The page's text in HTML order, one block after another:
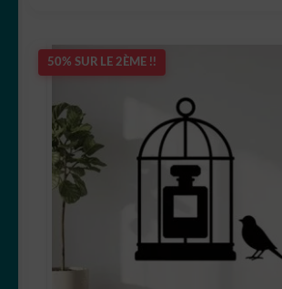
50% SUR LE 2ÈME !!